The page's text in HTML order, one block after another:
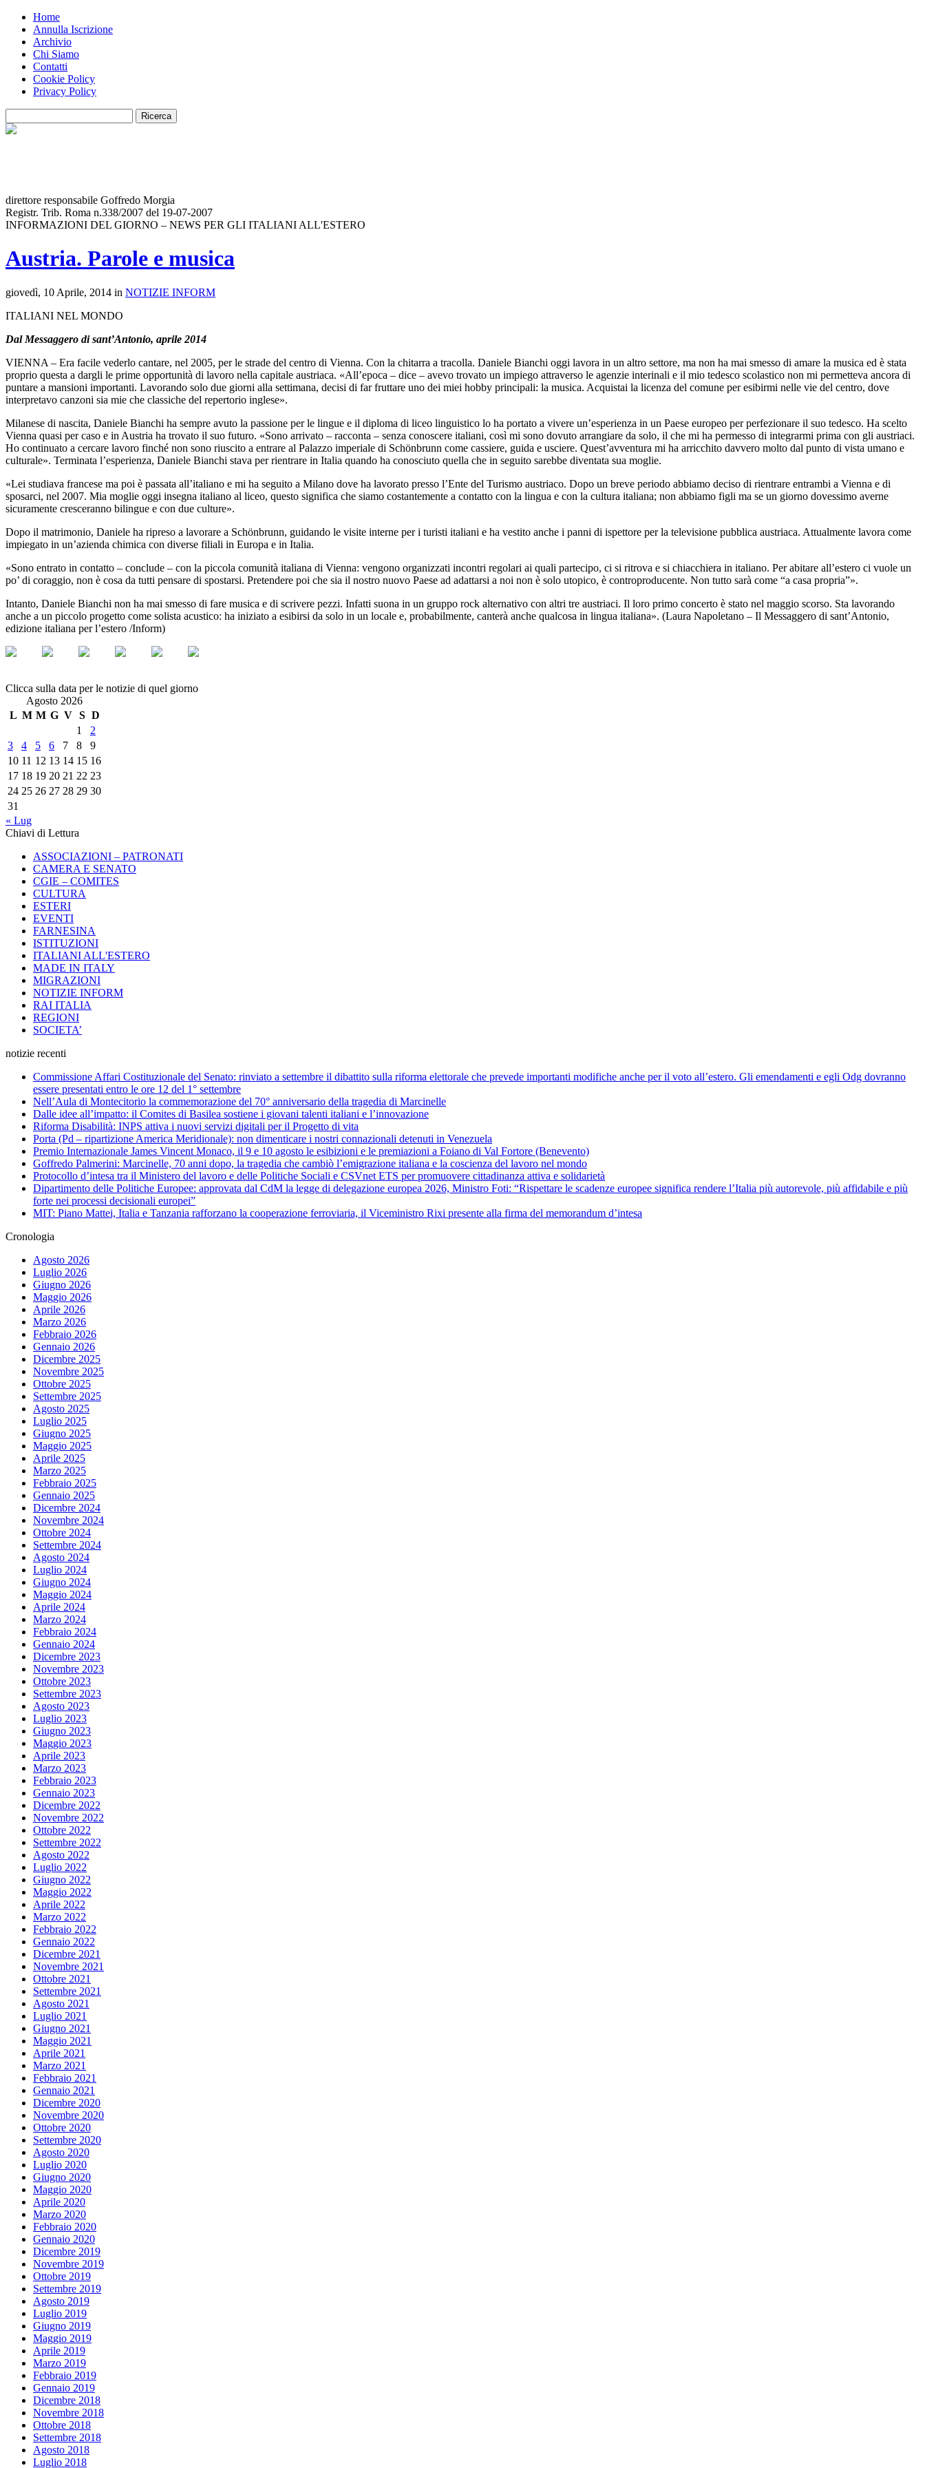
Home
Annulla Iscrizione
Archivio
Chi Siamo
Contatti
Cookie Policy
Privacy Policy
direttore responsabile Goffredo Morgia
Registr. Trib. Roma n.338/2007 del 19-07-2007
INFORMAZIONI DEL GIORNO – NEWS PER GLI ITALIANI ALL'ESTERO
Austria. Parole e musica
giovedì, 10 Aprile, 2014 in NOTIZIE INFORM
ITALIANI NEL MONDO
Dal Messaggero di sant’Antonio, aprile 2014
VIENNA – Era facile vederlo cantare, nel 2005, per le strade del centro di Vienna. Con la chitarra a tracolla. Daniele Bianchi oggi lavora in un altro settore, ma non ha mai smesso di amare la musica ed è stata
proprio questa a dargli le prime opportunità di lavoro nella capitale austriaca. «All’epoca – dice – avevo trovato un impiego attraverso le agenzie interinali e il mio tedesco scolastico non mi permetteva ancora di
puntare a mansioni importanti. Lavorando solo due giorni alla settimana, decisi di far fruttare uno dei miei hobby principali: la musica. Acquistai la licenza del comune per esibirmi nelle vie del centro, dove
interpretavo canzoni sia mie che classiche del repertorio inglese».
Milanese di nascita, Daniele Bianchi ha sempre avuto la passione per le lingue e il diploma di liceo linguistico lo ha portato a vivere un’esperienza in un Paese europeo per perfezionare il suo tedesco. Ha scelto
Vienna quasi per caso e in Austria ha trovato il suo futuro. «Sono arrivato – racconta – senza conoscere italiani, così mi sono dovuto arrangiare da solo, il che mi ha permesso di integrarmi prima con gli austriaci.
Ho continuato a cercare lavoro finché non sono riuscito a entrare al Palazzo imperiale di Schönbrunn come cassiere, guida e usciere. Quest’avventura mi ha arricchito davvero molto dal punto di vista umano e
culturale». Terminata l’esperienza, Daniele Bianchi stava per rien­trare in Italia quando ha conosciuto quella che in seguito sarebbe diventata sua moglie.
«Lei studiava francese ma poi è passata all’italiano e mi ha seguito a Milano dove ha lavorato presso l’Ente del Turismo austriaco. Dopo un breve periodo abbiamo deciso di rientrare entrambi a Vienna e di
sposarci, nel 2007. Mia moglie oggi insegna italiano al liceo, questo significa che siamo costantemente a contatto con la lingua e con la cultura italiana; non abbiamo figli ma se un giorno dovessimo averne
sicuramente cresceranno bilingue e con due culture».
Dopo il matrimonio, Daniele ha ripreso a lavorare a Schönbrunn, guidando le visite interne per i turisti italiani e ha vestito anche i panni di ispettore per la televisione pubblica austriaca. Attualmente lavora come
impiegato in un’azienda chimica con diverse filiali in Europa e in Italia.
«Sono entrato in contatto – conclude – con la piccola comunità italiana di Vienna: vengono organizzati incontri regolari ai quali partecipo, ci si ritrova e si chiacchiera in italiano. Per abitare all’estero ci vuole un
po’ di coraggio, non è cosa da tutti pensare di spostarsi. Pretendere poi che sia il nostro nuovo Paese ad adattarsi a noi non è solo utopico, è controproducente. Non tutto sarà come “a casa propria”».
Intanto, Daniele Bianchi non ha mai smesso di fare musica e di scrivere pezzi. Infatti suona in un gruppo rock alternativo con altri tre austriaci. Il loro primo concerto è stato nel maggio scorso. Sta lavorando
anche a un piccolo progetto come solista acustico: ha iniziato a esibirsi da solo in un locale e, probabilmente, canterà anche qualcosa in lingua italiana». (Laura Napoletano – Il Messaggero di sant’Antonio,
edizione italiana per l’estero /Inform)
Clicca sulla data per le notizie di quel giorno
Agosto 2026
L M M G V S D
1
2
3
4 5 6 7 8
9
10 11 12 13 14 15 16
17 18 19 20 21 22 23
24 25 26 27 28 29 30
31
« Lug
Chiavi di Lettura
ASSOCIAZIONI – PATRONATI
CAMERA E SENATO
CGIE – COMITES
CULTURA
ESTERI
EVENTI
FARNESINA
ISTITUZIONI
ITALIANI ALL'ESTERO
MADE IN ITALY
MIGRAZIONI
NOTIZIE INFORM
RAI ITALIA
REGIONI
SOCIETA’
notizie recenti
Commissione Affari Costituzionale del Senato: rinviato a settembre il dibattito sulla riforma elettorale che prevede importanti modifiche anche per il voto all’estero. Gli emendamenti e egli Odg dovranno
essere presentati entro le ore 12 del 1° settembre
Nell’Aula di Montecitorio la commemorazione del 70° anniversario della tragedia di Marcinelle
Dalle idee all’impatto: il Comites di Basilea sostiene i giovani talenti italiani e l’innovazione
Riforma Disabilità: INPS attiva i nuovi servizi digitali per il Progetto di vita
Porta (Pd – ripartizione America Meridionale): non dimenticare i nostri connazionali detenuti in Venezuela
Premio Internazionale James Vincent Monaco, il 9 e 10 agosto le esibizioni e le premiazioni a Foiano di Val Fortore (Benevento)
Goffredo Palmerini: Marcinelle, 70 anni dopo, la tragedia che cambiò l’emigrazione italiana e la coscienza del lavoro nel mondo
Protocollo d’intesa tra il Ministero del lavoro e delle Politiche Sociali e CSVnet ETS per promuovere cittadinanza attiva e solidarietà
Dipartimento delle Politiche Europee: approvata dal CdM la legge di delegazione europea 2026, Ministro Foti: “Rispettare le scadenze europee significa rendere l’Italia più autorevole, più affidabile e più
forte nei processi decisionali europei”
MIT: Piano Mattei, Italia e Tanzania rafforzano la cooperazione ferroviaria, il Viceministro Rixi presente alla firma del memorandum d’intesa
Cronologia
Agosto 2026
Luglio 2026
Giugno 2026
Maggio 2026
Aprile 2026
Marzo 2026
Febbraio 2026
Gennaio 2026
Dicembre 2025
Novembre 2025
Ottobre 2025
Settembre 2025
Agosto 2025
Luglio 2025
Giugno 2025
Maggio 2025
Aprile 2025
Marzo 2025
Febbraio 2025
Gennaio 2025
Dicembre 2024
Novembre 2024
Ottobre 2024
Settembre 2024
Agosto 2024
Luglio 2024
Giugno 2024
Maggio 2024
Aprile 2024
Marzo 2024
Febbraio 2024
Gennaio 2024
Dicembre 2023
Novembre 2023
Ottobre 2023
Settembre 2023
Agosto 2023
Luglio 2023
Giugno 2023
Maggio 2023
Aprile 2023
Marzo 2023
Febbraio 2023
Gennaio 2023
Dicembre 2022
Novembre 2022
Ottobre 2022
Settembre 2022
Agosto 2022
Luglio 2022
Giugno 2022
Maggio 2022
Aprile 2022
Marzo 2022
Febbraio 2022
Gennaio 2022
Dicembre 2021
Novembre 2021
Ottobre 2021
Settembre 2021
Agosto 2021
Luglio 2021
Giugno 2021
Maggio 2021
Aprile 2021
Marzo 2021
Febbraio 2021
Gennaio 2021
Dicembre 2020
Novembre 2020
Ottobre 2020
Settembre 2020
Agosto 2020
Luglio 2020
Giugno 2020
Maggio 2020
Aprile 2020
Marzo 2020
Febbraio 2020
Gennaio 2020
Dicembre 2019
Novembre 2019
Ottobre 2019
Settembre 2019
Agosto 2019
Luglio 2019
Giugno 2019
Maggio 2019
Aprile 2019
Marzo 2019
Febbraio 2019
Gennaio 2019
Dicembre 2018
Novembre 2018
Ottobre 2018
Settembre 2018
Agosto 2018
Luglio 2018